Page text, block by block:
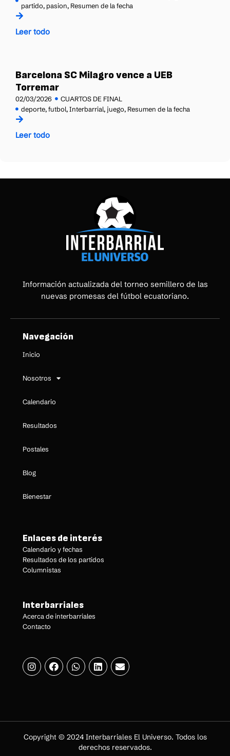
partido, pasion, Resumen de la fecha
Leer todo
Barcelona SC Milagro vence a UEB
Torremar
02/03/2026
CUARTOS DE FINAL
deporte,futbol,Interbarrial, juego, Resumen de la fecha
Leer todo
Información actualizada del torneo semillero de las
nuevas promesas del fútbol ecuatoriano.
Navegación
Inicio
Nosotros
Calendario
Resultados
Postales
Blog
Bienestar
Enlaces de interés
Calendario y fechas
Resultados de los partidos
Columnistas
Interbarriales
Acerca de interbarriales
Contacto
Copyright © 2024 Interbarriales El Universo. Todos los
derechos reservados.